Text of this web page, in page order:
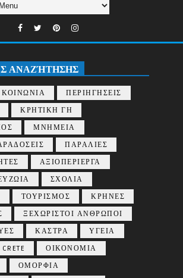
ΑΝΑΖΉΤΗΣΗΣ
ΚΟΙΝΩΝΙΑ
ΠΕΡΙΗΓΗΣΕΙΣ
ΚΡΗΤΙΚΗ ΓΗ
ΜΝΗΜΕΙΑ
ΠΑΡΑΛΙΕΣ
ΑΞΙΟΠΕΡΙΕΡΓΑ
ΣΧΟΛΙΑ
ΤΟΥΡΙΣΜΟΣ
ΚΡΗΝΕΣ
ΞΕΧΩΡΙΣΤΟΙ ΑΝΘΡΩΠΟΙ
ΚΑΣΤΡΑ
ΥΓΕΙΑ
CRETE
ΟΙΚΟΝΟΜΙΑ
ΟΜΟΡΦΙΑ